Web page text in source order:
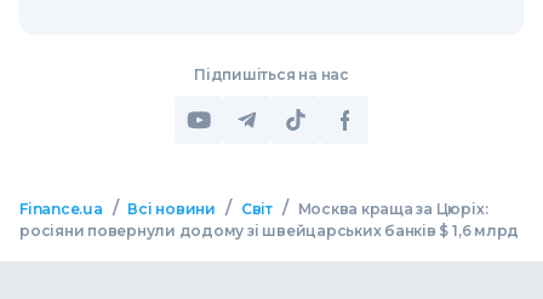
Підпишіться на нас
Finance.ua / Всі новини / Світ /
Москва краща за Цюріх:
росіяни повернули додому зі швейцарських банків $ 1,6 млрд